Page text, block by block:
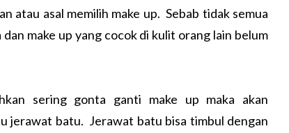
atau asal memilih make up. Sebab tidak semua
make up yang cocok di kulit orang lain belum
sering gonta ganti make up maka akan
jerawat batu. Jerawat batu bisa timbul dengan